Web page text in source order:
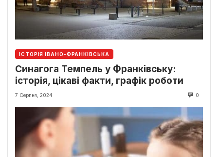
ІСТОРІЯ ІВАНО-ФРАНКІВСЬКА
Синагога Темпель у Франківську:
історія, цікаві факти, графік роботи
7 Серпня, 2024 0